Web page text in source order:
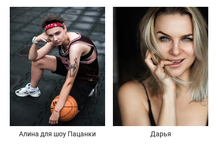
Алина для шоу Пацанки Дарья